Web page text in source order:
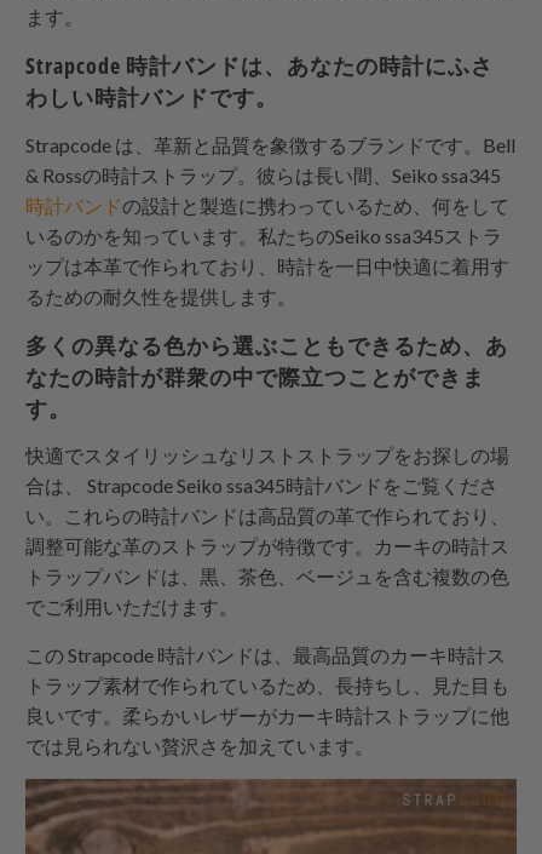
ます。
Strapcode 時計バンドは、あなたの時計にふさ
わしい時計バンドです。
Strapcode は、革新と品質を象徴するブランドです。Bell
& Rossの時計ストラップ。彼らは長い間、Seiko ssa345
時計バンドの設計と製造に携わっているため、何をして
いるのかを知っています。私たちのSeiko ssa345ストラ
ップは本革で作られており、時計を一日中快適に着用す
るための耐久性を提供します。
多くの異なる色から選ぶこともできるため、あ
なたの時計が群衆の中で際立つことができま
す。
快適でスタイリッシュなリストストラップをお探しの場
合は、 Strapcode Seiko ssa345時計バンドをご覧くださ
い。これらの時計バンドは高品質の革で作られており、
調整可能な革のストラップが特徴です。カーキの時計ス
トラップバンドは、黒、茶色、ベージュを含む複数の色
でご利用いただけます。
この Strapcode 時計バンドは、最高品質のカーキ時計ス
トラップ素材で作られているため、長持ちし、見た目も
良いです。柔らかいレザーがカーキ時計ストラップに他
では見られない贅沢さを加えています。